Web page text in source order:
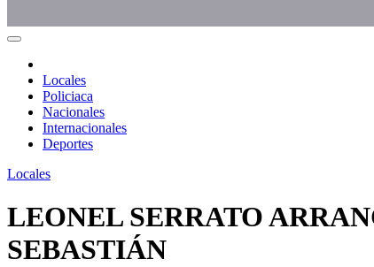
Locales
Policiaca
Nacionales
Internacionales
Deportes
Locales
LEONEL SERRATO
SEBASTIÁN